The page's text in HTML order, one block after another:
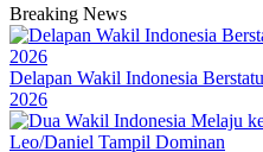
Breaking News
Delapan Wakil Indonesia
2026